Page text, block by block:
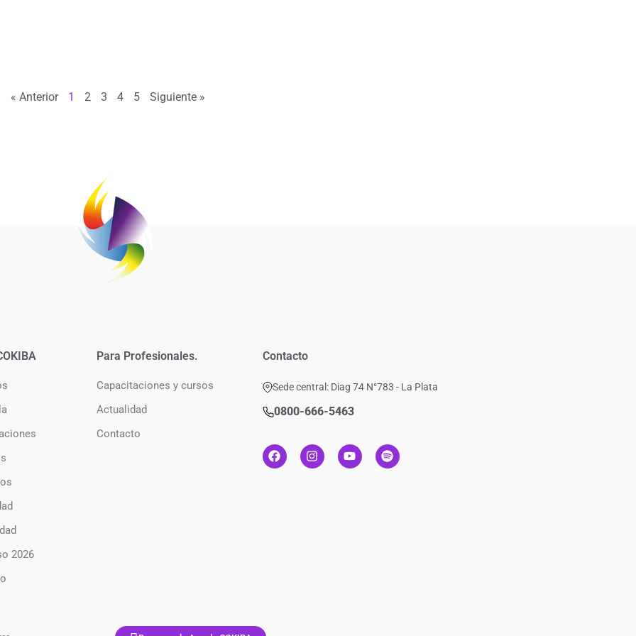
« Anterior 1 2 3 4 5 Siguiente »
2026
Para Profesionales.
Capacitaciones y cursos
Actualidad
Contacto
Contacto
Sede central: Diag 74 N°783 - La Plata
0800-666-5463